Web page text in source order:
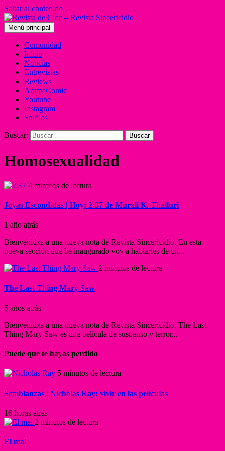
Saltar al contenido
Menú principal
Comunidad
Inicio
Noticias
Entrevistas
Reviews
AnimeComic
Youtube
Instagram
Studios
Buscar:
Homosexualidad
4 minutos de lectura
Joyas Escondidas | Hoy: 2:37 de Murali K. Thalluri
1 año atrás
Bienvenidxs a una nueva nota de Revista Sincericidio. En esta
nueva sección que he inaugurado voy a hablarles de un...
2 minutos de lectura
The Last Thing Mary Saw
5 años atrás
Bienvenidxs a una nueva nota de Revista Sincericidio. The Last
Thing Mary Saw es una película de suspenso y terror...
Puede que te hayas perdido
5 minutos de lectura
Semblanzas | Nicholas Ray: vivir en las películas
16 horas atrás
2 minutos de lectura
El mal